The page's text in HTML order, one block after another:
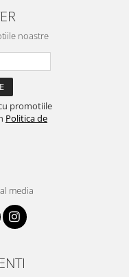
noastre
promotiile
Politica de
media